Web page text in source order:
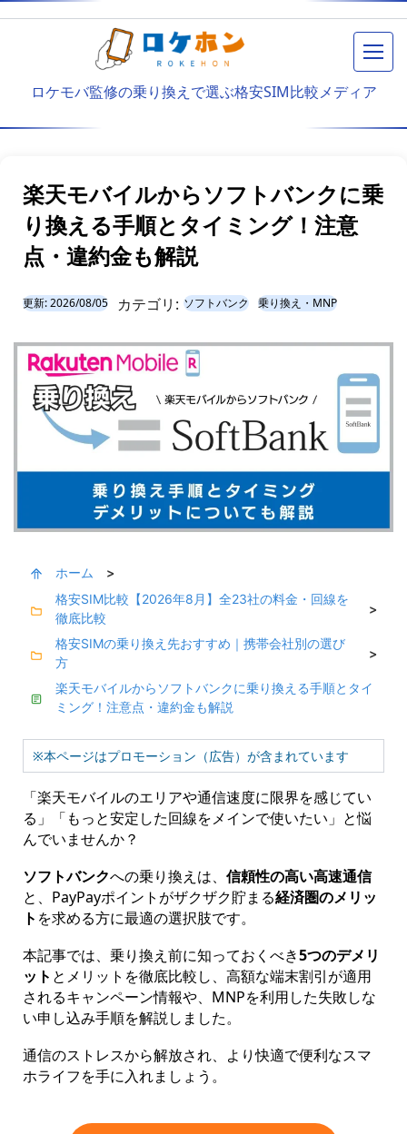
メニ
ロケモバ監修の乗り換えで選ぶ格安SIM比較メディア
楽天モバイルからソフトバンクに乗
り換える手順とタイミング！注意
点・違約金も解説
更新:2026/08/05 カテゴリ: ソフトバンク 乗り換え・MNP
ホーム
>
格安SIM比較【2026年8月】全23社の料金・回線を
徹底比較
>
格安SIMの乗り換え先おすすめ｜携帯会社別の選び
方
>
楽天モバイルからソフトバンクに乗り換える手順とタイ
ミング！注意点・違約金も解説
※本ページはプロモーション（広告）が含まれています
「楽天モバイルのエリアや通信速度に限界を感じてい
る」「もっと安定した回線をメインで使いたい」と悩
んでいませんか？
ソフトバンクへの乗り換えは、 信頼性の高い高速通信
と、PayPayポイントがザクザク貯まる経済圏のメリッ
ト を求める方に最適の選択肢です。
本記事では、乗り換え前に知っておくべき5つのデメリ
ット とメリットを徹底比較し、高額な端末割引が適用
されるキャンペーン情報や、MNPを利用した失敗しな
い申し込み手順を解説しました。
通信のストレスから解放され、より快適で便利なスマ
ホライフを手に入れましょう。